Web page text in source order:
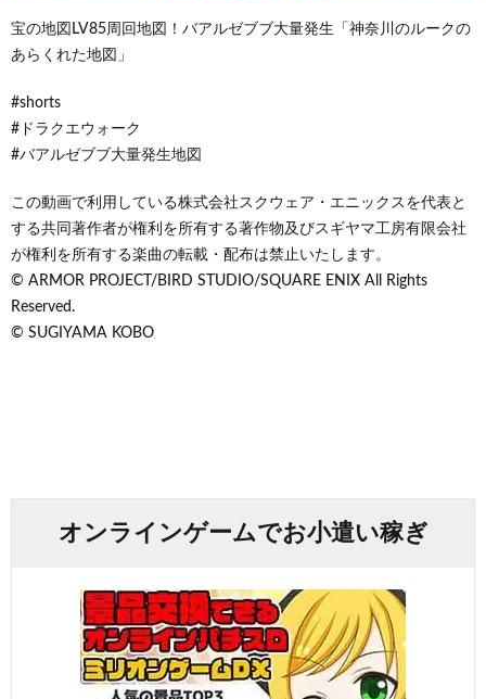
宝の地図LV85周回地図！バアルゼブブ大量発生「神奈川のルークの
あらくれた地図」
#shorts
#ドラクエウォーク
#バアルゼブブ大量発生地図
この動画で利用している株式会社スクウェア・エニックスを代表と
する共同著作者が権利を所有する著作物及びスギヤマ工房有限会社
が権利を所有する楽曲の転載・配布は禁止いたします。
© ARMOR PROJECT/BIRD STUDIO/SQUARE ENIX All Rights
Reserved.
© SUGIYAMA KOBO
オンラインゲームでお小遣い稼ぎ